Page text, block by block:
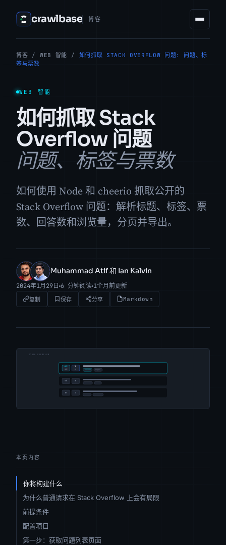
crawlbase 博客
博客 / WEB 智能 /
如何抓取 STACK OVERFLOW 问题: 问题、标
签与票数
WEB 智能
如何抓取 Stack
Overflow 问题
问题、标签与票数
如何使用 Node 和 cheerio 抓取公开的
Stack Overflow 问题：解析标题、标签、票
数、回答数和浏览量，分页并导出。
MA IK Muhammad Atif 和 Ian Kalvin
2024年1月29日 6 分钟阅读 1个月前更新
复制 保存 分享 Markdown
本页内容
你将构建什么
为什么普通请求在 Stack Overflow 上会有局限
前提条件
配置项目
第一步：获取问题列表页面